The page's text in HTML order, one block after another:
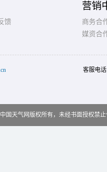
馈
营销
商务合
媒资合
客服电
中国天气网版权所有，未经书面授权